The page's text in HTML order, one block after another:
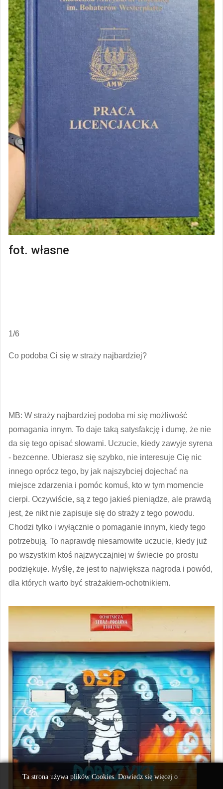
fot. własne
1/6
Co podoba Ci się w straży najbardziej?
MB: W straży najbardziej podoba mi się możliwość
pomagania innym. To daje taką satysfakcję i dumę, że nie
da się tego opisać słowami. Uczucie, kiedy zawyje syrena
- bezcenne. Ubierasz się szybko, nie interesuje Cię nic
innego oprócz tego, by jak najszybciej dojechać na
miejsce zdarzenia i pomóc komuś, kto w tym momencie
cierpi. Oczywiście, są z tego jakieś pieniądze, ale prawdą
jest, że nikt nie zapisuje się do straży z tego powodu.
Chodzi tylko i wyłącznie o pomaganie innym, kiedy tego
potrzebują. To naprawdę niesamowite uczucie, kiedy już
po wszystkim ktoś najzwyczajniej w świecie po prostu
podziękuje. Myślę, że jest to największa nagroda i powód,
dla których warto być strażakiem-ochotnikiem.
Ta strona używa plików Cookies. Dowiedz się więcej o